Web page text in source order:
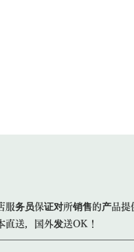
服务员保证对所销售的产品提
直送，国外发送OK！